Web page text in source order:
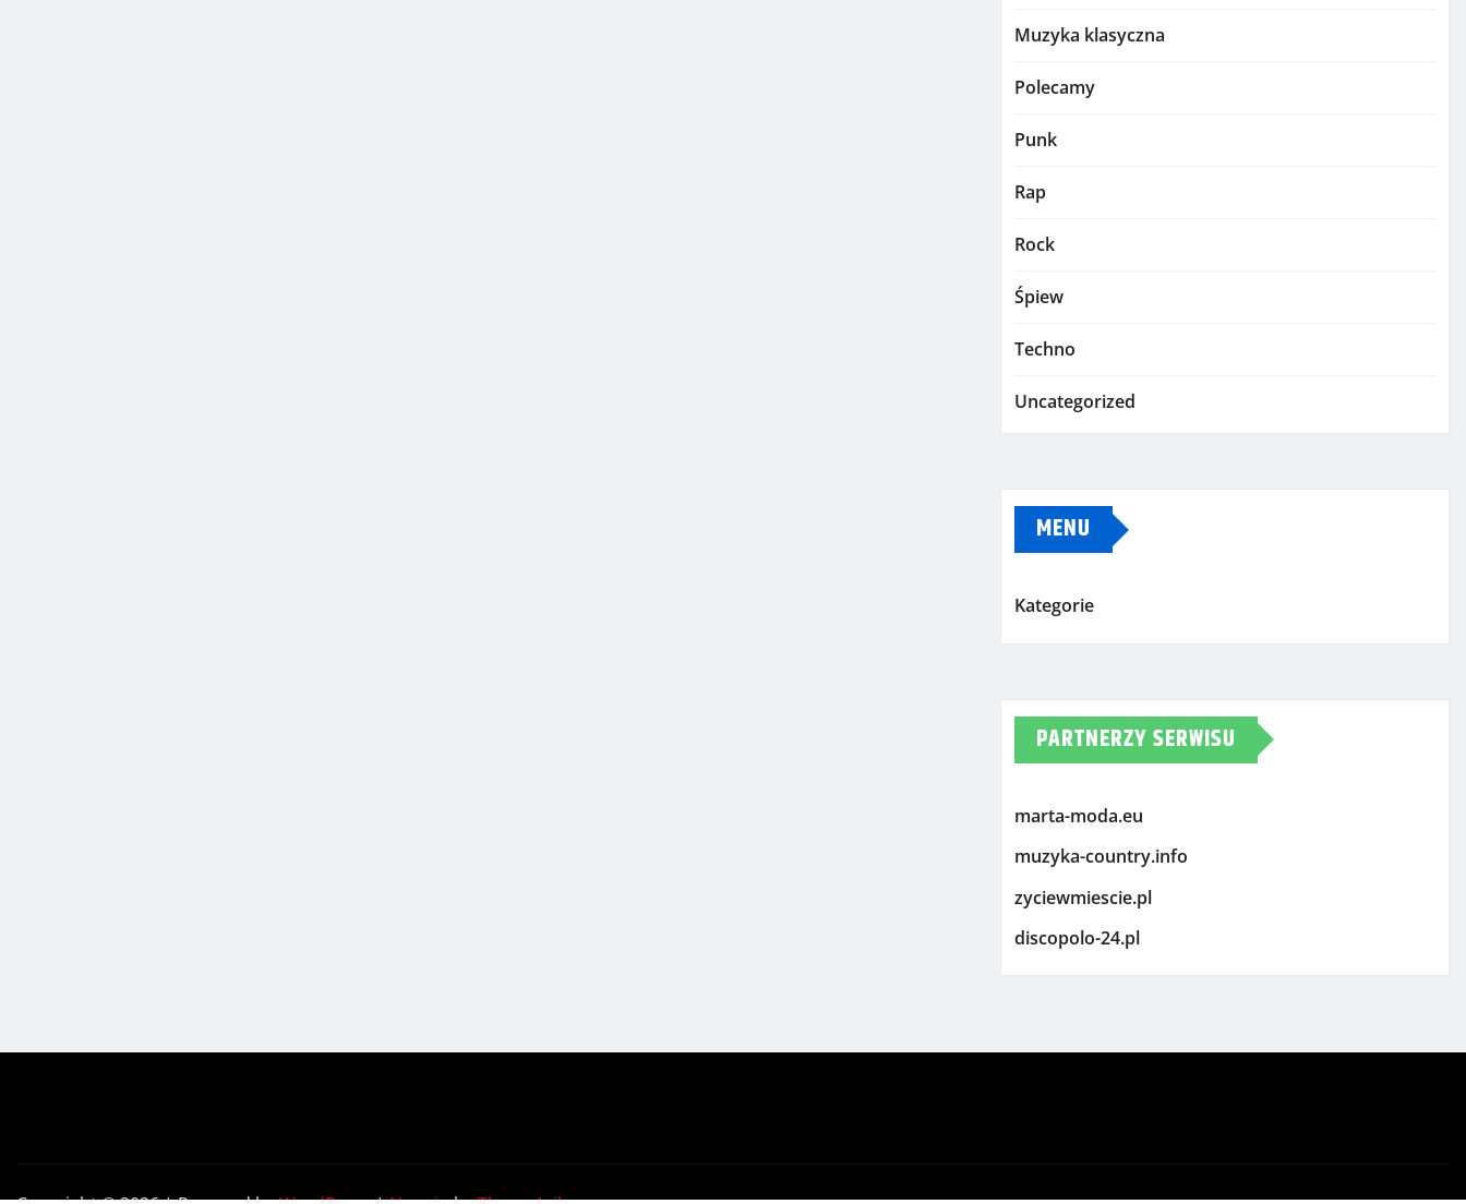
Muzyka klasyczna
Polecamy
Punk
Rap
Rock
Śpiew
Techno
Uncategorized
MENU
Kategorie
PARTNERZY SERWISU
marta-moda.eu
muzyka-country.info
zyciewmiescie.pl
discopolo-24.pl